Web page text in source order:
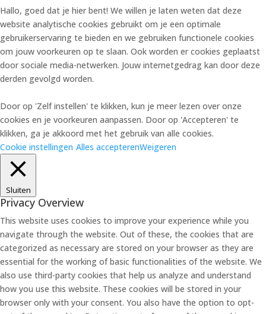
Hallo, goed dat je hier bent! We willen je laten weten dat deze
website analytische cookies gebruikt om je een optimale
gebruikerservaring te bieden en we gebruiken functionele cookies
om jouw voorkeuren op te slaan. Ook worden er cookies geplaatst
door sociale media-netwerken. Jouw internetgedrag kan door deze
derden gevolgd worden.
Door op 'Zelf instellen' te klikken, kun je meer lezen over onze
cookies en je voorkeuren aanpassen. Door op 'Accepteren' te
klikken, ga je akkoord met het gebruik van alle cookies.
Cookie instellingen Alles accepterenWeigeren
Sluiten
Privacy Overview
This website uses cookies to improve your experience while you
navigate through the website. Out of these, the cookies that are
categorized as necessary are stored on your browser as they are
essential for the working of basic functionalities of the website. We
also use third-party cookies that help us analyze and understand
how you use this website. These cookies will be stored in your
browser only with your consent. You also have the option to opt-